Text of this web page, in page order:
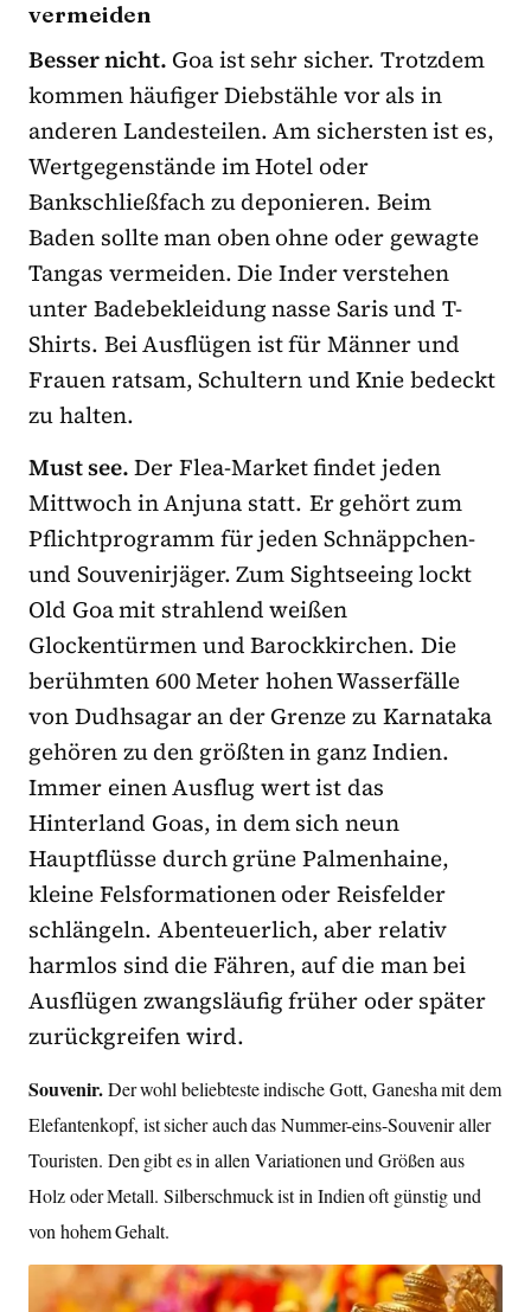
vermeiden
Besser nicht. Goa ist sehr sicher. Trotzdem
kommen häufiger Diebstähle vor als in
anderen Landesteilen. Am sichersten ist es,
Wertgegenstände im Hotel oder
Bankschließfach zu deponieren. Beim
Baden sollte man oben ohne oder gewagte
Tangas vermeiden. Die Inder verstehen
unter Badebekleidung nasse Saris und T-
Shirts. Bei Ausflügen ist für Männer und
Frauen ratsam, Schultern und Knie bedeckt
zu halten.
Must see.Der Flea-Market findet jeden
Mittwoch in Anjuna statt. Er gehört zum
Pflichtprogramm für jeden Schnäppchen-
und Souvenirjäger. Zum Sightseeing lockt
Old Goa mit strahlend weißen
Glockentürmen und Barockkirchen. Die
berühmten 600 Meter hohen Wasserfälle
von Dudhsagar an der Grenze zu Karnataka
gehören zu den größten in ganz Indien.
Immer einen Ausflug wert ist das
Hinterland Goas, in dem sich neun
Hauptflüsse durch grüne Palmenhaine,
kleine Felsformationen oder Reisfelder
schlängeln. Abenteuerlich, aber relativ
harmlos sind die Fähren, auf die man bei
Ausflügen zwangsläufig früher oder später
zurückgreifen wird.
Souvenir.Der wohl beliebteste indische Gott, Ganesha mit dem
Elefantenkopf, ist sicher auch das Nummer-eins-Souvenir aller
Touristen. Den gibt es in allen Variationen und Größen aus
Holz oder Metall. Silberschmuck ist in Indien oft günstig und
von hohem Gehalt.